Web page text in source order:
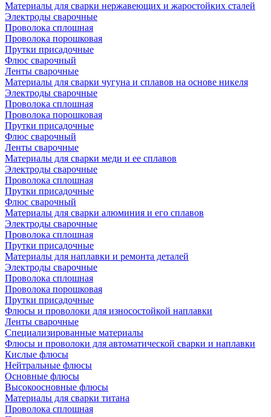
Материалы для сварки нержавеющих и жаростойких сталей
Электроды сварочные
Проволока сплошная
Проволока порошковая
Прутки присадочные
Флюс сварочный
Ленты сварочные
Материалы для сварки чугуна и сплавов на основе никеля
Электроды сварочные
Проволока сплошная
Проволока порошковая
Прутки присадочные
Флюс сварочный
Ленты сварочные
Материалы для сварки меди и ее сплавов
Электроды сварочные
Проволока сплошная
Прутки присадочные
Флюс сварочный
Материалы для сварки алюминия и его сплавов
Электроды сварочные
Проволока сплошная
Прутки присадочные
Материалы для наплавки и ремонта деталей
Электроды сварочные
Проволока сплошная
Проволока порошковая
Прутки присадочные
Флюсы и проволоки для износостойкой наплавки
Ленты сварочные
Специализированные материалы
Флюсы и проволоки для автоматической сварки и наплавки
Кислые флюсы
Нейтральные флюсы
Основные флюсы
Высокоосновные флюсы
Материалы для сварки титана
Проволока сплошная